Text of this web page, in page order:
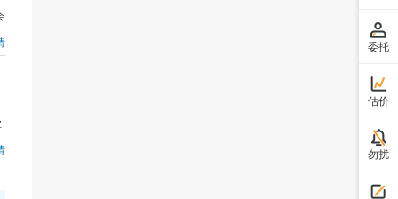
委托
估价
勿扰